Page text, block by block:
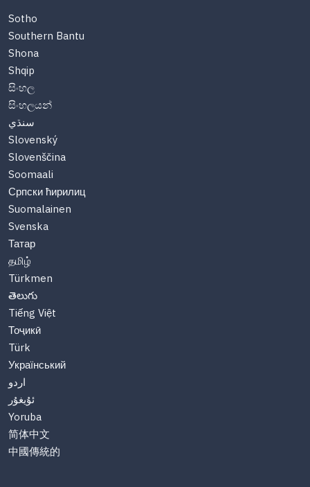
Sotho
Southern Bantu
Shona
Shqip
සිංහල
සිංහලයන්
سنڌي
Slovenský
Slovenščina
Soomaali
Српски ћирилиц
Suomalainen
Svenska
Татар
தமிழ்
Türkmen
తెలుగు
Tiếng Việt
Тоҷикӣ
Türk
Український
اردو
ئۇيغۇر
Yoruba
简体中文
中國傳統的